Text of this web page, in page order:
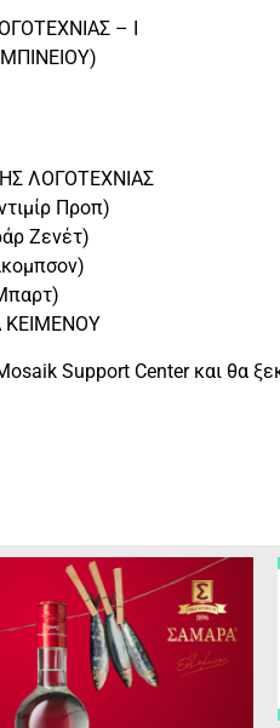
– Ι
ΛΟΓΟΤΕΧΝΙΑΣ
Προπ)
Ζενέτ)
ΚΕΙΜΕΝΟΥ
Support Center και θα